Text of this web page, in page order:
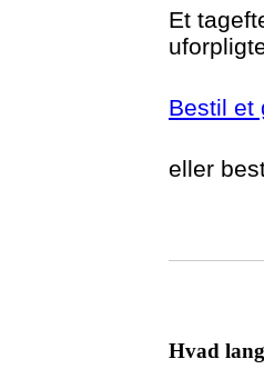
Et
Bestil et
eller
Hvad